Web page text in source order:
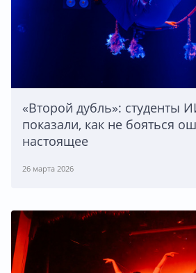
«Второй дубль»: студенты
показали, как не бояться
настоящее
26 марта 2026